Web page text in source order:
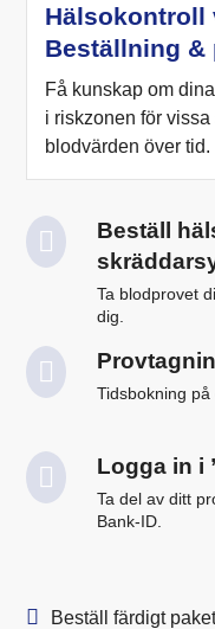
Hälsokontroll
Beställning &
Få kunskap om
i riskzonen för
blodvärden över tid.
Beställ
Ta blodprovet
dig.
Tidsbokning på
Logga in i
Ta del av ditt
Bank-ID.
Beställ färdigt